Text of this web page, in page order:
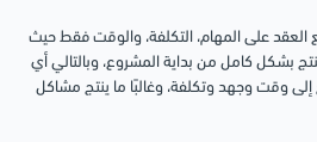
العقد على المهام، التكلفة، والوقت فقط حيث
بشكل كامل من بداية المشروع، وبالتالي أي
وقت وجهد وتكلفة، وغالبًا ما ينتج مشاكل